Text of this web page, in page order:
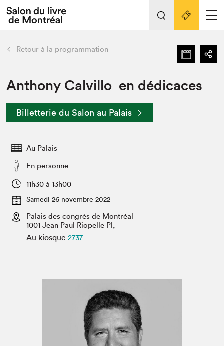
Espace exposant⋅e⋅s
Espace enseignant·e·s
Espace médias
L'événement
Préparer sa visite au Salon
Actualités
SLM PRO
retour Nos activités
Préparer sa visite
Salon dans la ville et en ligne
Projets partenaires
Liens pratiques
Retour à la programmation
Anthony Calvillo en dédicaces
Billetterie du Salon au Palais
Au Palais
En personne
11h30 à 13h00
Samedi 26 novembre 2022
Palais des congrès de Montréal
1001 Jean Paul Riopelle Pl,
Au kiosque 2737